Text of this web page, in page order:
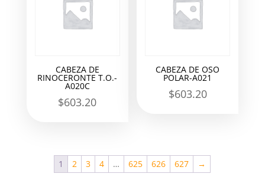
CABEZA DE
RINOCERONTE T.O.-
A020C
$603.20
CABEZA DE OSO
POLAR-A021
$603.20
1 2 3 4 … 625 626 627 →